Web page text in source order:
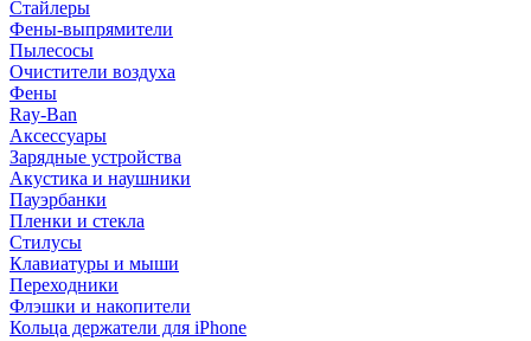
Стайлеры
Фены-выпрямители
Пылесосы
Очистители воздуха
Фены
Ray-Ban
Аксессуары
Зарядные устройства
Акустика и наушники
Пауэрбанки
Пленки и стекла
Стилусы
Клавиатуры и мыши
Переходники
Флэшки и накопители
Кольца держатели для iPhone